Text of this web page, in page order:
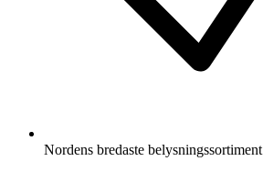
Nordens bredaste belysningssortiment